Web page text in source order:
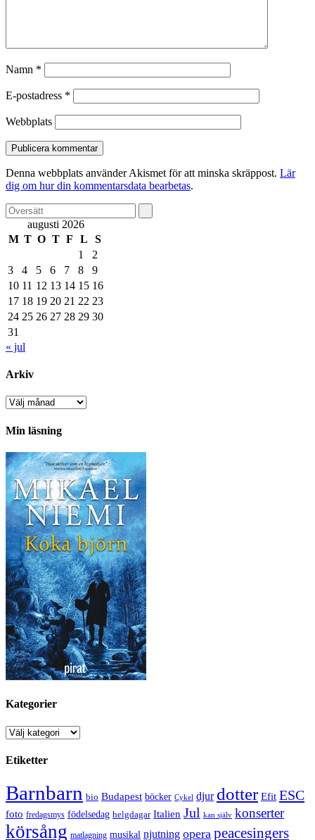
Namn *
E-postadress *
Webbplats
Denna webbplats använder Akismet för att minska skräppost. Lär
dig om hur din kommentarsdata bearbetas.
augusti 2026
M T O T F L
S
1
2
3
4 5 6 7 8
9
10 11 12 13 14 15 16
17 18 19 20 21 22 23
24 25 26 27 28 29 30
31
« jul
Arkiv
Arkiv
Min läsning
Kategorier
Kategorier
Etiketter
Barnbarn bio Budapest böcker Cykel djur dotter Efit ESC
foto fredagsmys födelsedag helgdagar Italien Jul kan själv konserter
körsång matlagning musikal njutning opera peacesingers